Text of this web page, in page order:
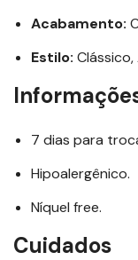
Acabamento:
Estilo:
7 dias para
Hipoalergênico.
Níquel free.
Cuidados